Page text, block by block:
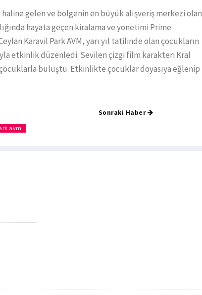
haline gelen ve bölgenin en büyük alışveriş merkezi olan
hayata geçen kiralama ve yönetimi Prime
Karavil Park AVM, yarı yıl tatilinde olan çocukların
etkinlik düzenledi. Sevilen çizgi film karakteri Kral
çocuklarla buluştu. Etkinlikte çocuklar doyasıya eğlenip
Sonraki Haber
avm